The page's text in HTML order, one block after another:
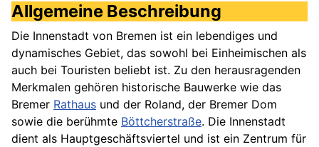
Allgemeine Beschreibung
Die Innenstadt von Bremen ist ein lebendiges und
dynamisches Gebiet, das sowohl bei Einheimischen als
auch bei Touristen beliebt ist. Zu den herausragenden
Merkmalen gehören historische Bauwerke wie das
Bremer Rathaus und der Roland, der Bremer Dom
sowie die berühmte Böttcherstraße. Die Innenstadt
dient als Hauptgeschäftsviertel und ist ein Zentrum für